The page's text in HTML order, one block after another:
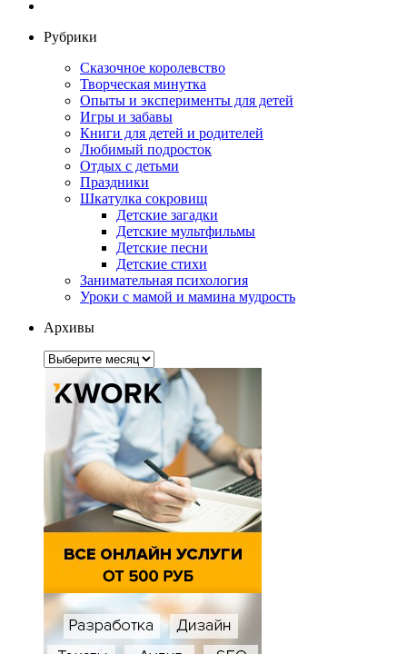
Рубрики
Сказочное королевство
Творческая минутка
Опыты и эксперименты для детей
Игры и забавы
Книги для детей и родителей
Любимый подросток
Отдых с детьми
Праздники
Шкатулка сокровищ
Детские загадки
Детские мультфильмы
Детские песни
Детские стихи
Занимательная психология
Уроки с мамой и мамина мудрость
Архивы
Архивы